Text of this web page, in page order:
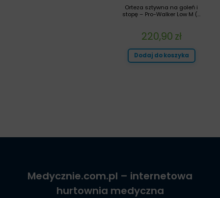
Orteza sztywna na goleń i
stopę – Pro-Walker Low M (...
220,90 zł
Dodaj do koszyka
Medycznie.com.pl – internetowa
hurtownia medyczna